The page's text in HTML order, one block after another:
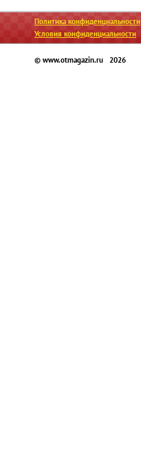
Политика конфиденциальности
Условия конфиденциальности
© www.otmagazin.ru 2026